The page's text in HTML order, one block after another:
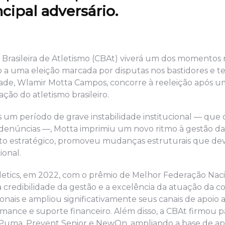
adversário.
de Atletismo (CBAt) viverá um dos momentos
uma eleição marcada por disputas nos bastidores e
Wlamir Motta Campos, concorre à reeleição após
do atletismo brasileiro.
um período de grave instabilidade institucional —
—, Motta imprimiu um novo ritmo à gestão
estratégico, promoveu mudanças estruturais que
em 2022, com o prêmio de Melhor Federação
da gestão e a excelência da atuação da
e ampliou significativamente seus canais de apoio
e suporte financeiro. Além disso, a CBAt firmou
Prevent Senior e NewOn, ampliando a base de